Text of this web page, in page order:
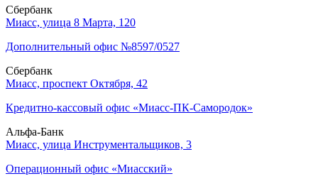
Сбербанк
Миасс, улица 8 Марта, 120
Дополнительный офис №8597/0527
Сбербанк
Миасс, проспект Октября, 42
Кредитно-кассовый офис «Миасс-ПК-Самородок»
Альфа-Банк
Миасс, улица Инструментальщиков, 3
Операционный офис «Миасский»